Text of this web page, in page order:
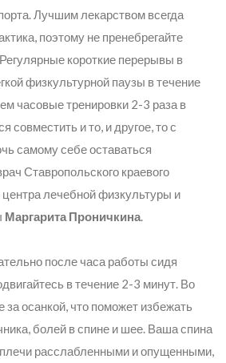
Лучшим лекарством всегда
поэтому не пренебрегайте
короткие перерывы в
физкультурной паузы в течение
часовые тренировки 2-3 раза в
совместить и то, и другое, то с
самому себе оставаться
Ставропольского краевого
лечебной физкультуры и
Маргарита Проничкина.
после часа работы сидя
в течение 2-3 минут. Во
осанкой, что поможет избежать
болей в спине и шее. Ваша спина
расслабленными и опущенными,